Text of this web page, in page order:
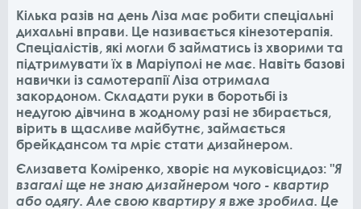
Кілька разів на день Ліза має робити спеціальні
дихальні вправи. Це називається кінезотерапія.
Спеціалістів, які могли б займатись із хворими та
підтримувати їх в Маріуполі не має. Навіть базові
навички із самотерапії Ліза отримала
закордоном. Складати руки в боротьбі із
недугою дівчина в жодному разі не збирається,
вірить в щасливе майбутнє, займається
брейкдансом та мріє стати дизайнером.
Єлизавета Коміренко, хворіє на муковісцидоз: "Я
взагалі ще не знаю дизайнером чого - квартир
або одягу. Але свою квартиру я вже зробила. Це